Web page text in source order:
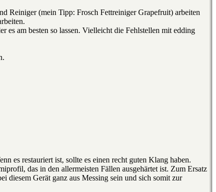
Reiniger (mein Tipp: Frosch Fettreiniger Grapefruit) arbeiten
es am besten so lassen. Vielleicht die Fehlstellen mit edding
es restauriert ist, sollte es einen recht guten Klang haben.
das in den allermeisten Fällen ausgehärtet ist. Zum Ersatz
diesem Gerät ganz aus Messing sein und sich somit zur